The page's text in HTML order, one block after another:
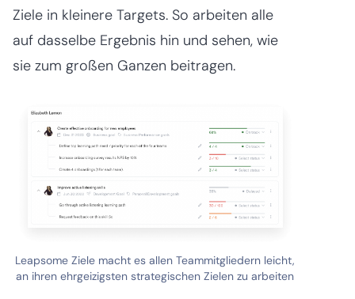
Ziele in kleinere Targets. So arbeiten alle
auf dasselbe Ergebnis hin und sehen, wie
sie zum großen Ganzen beitragen.
Leapsome Ziele macht es allen Teammitgliedern leicht,
an ihren ehrgeizigsten strategischen Zielen zu arbeiten